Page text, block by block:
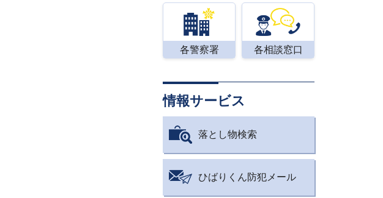
各警察署 各相談窓口
情報サービス
落とし物検索
ひばりくん防犯メール